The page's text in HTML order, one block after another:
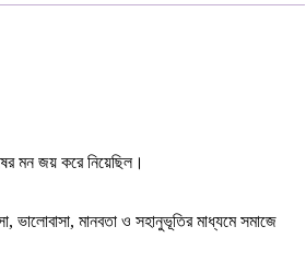
মন জয় করে নিয়েছিল।
ভালোবাসা, মানবতা ও সহানুভূতির মাধ্যমে সমাজে